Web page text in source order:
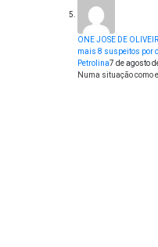
ONE JOSE DE
mais 8 suspeitos por
Petrolina7 de agosto
Numa situação como